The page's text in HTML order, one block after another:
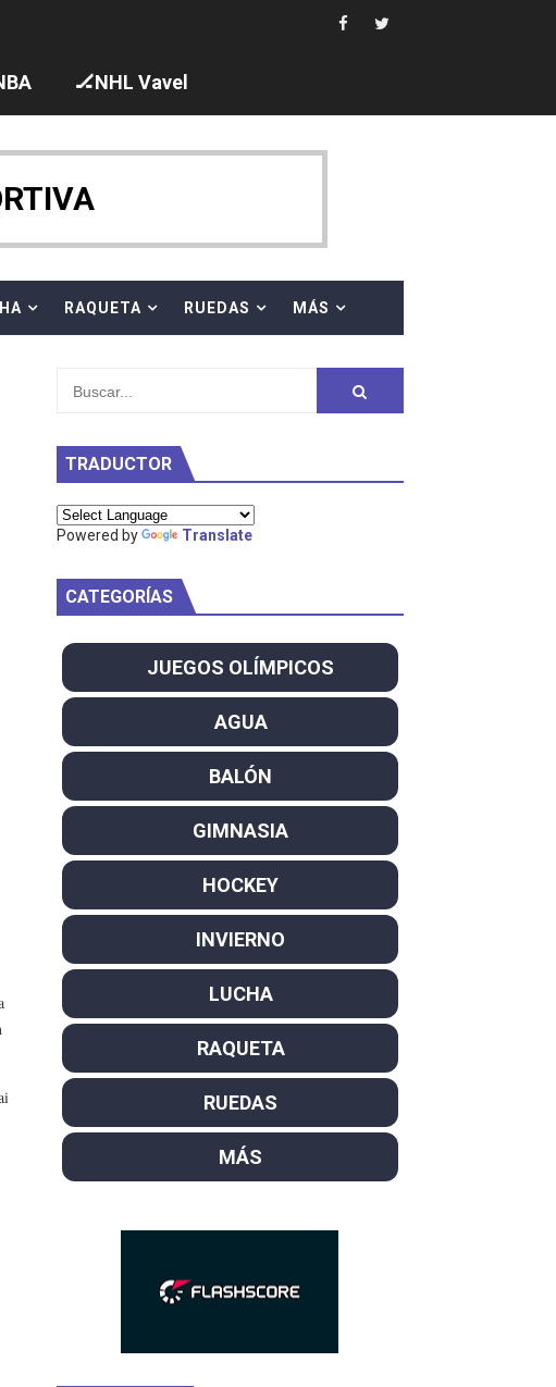
y Taddeucci. Ángela Martínez 5ª en 10km
junto al equipo neutral ruso, llevándose 8 medallas, seis para
Vanity Project
Frei dominan el Europeo
Bretaña se reparten el botín y Caetano Horta y Rodrigo Conde
ya son decacampeonas y quinto oro consecutivo
Champion
y 4 platas
en WWE
AUSL
campeón del mundo. Bronces para David Llorente y Miren
pentacampeones, los más laureados
del año como campeón
Carvajal en plataforma. 5 orazos para Chiara Pellacani,
🏒NHL Vavel
RAQUETA RUEDAS MÁS
TRADUCTOR
Powered by Translate
CATEGORÍAS
JUEGOS OLÍMPICOS
AGUA
BALÓN
GIMNASIA
HOCKEY
INVIERNO
LUCHA
RAQUETA
RUEDAS
MÁS